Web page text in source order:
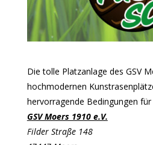
Die tolle Platzanlage des GSV
hochmodernen
hervorragende Bedingungen für
GSV Moers 1910 e.V.
Filder Straße 148